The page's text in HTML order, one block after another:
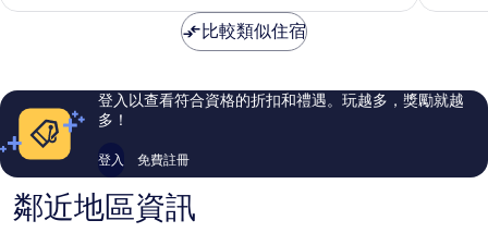
有
則
評
為
太
則
評
比較類似住宿
登入以查看符合資格的折扣和禮遇。玩越多，獎勵就越
多！
登入 免費註冊
鄰近地區資訊